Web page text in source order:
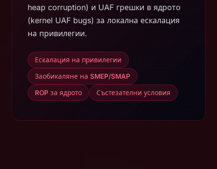
heap corruption) и UAF грешки в ядрото
(kernel UAF bugs) за локална ескалация
на привилегии.
Ескалация на привилегии
Заобикаляне на SMEP/SMAP
ROP за ядрото Състезателни условия